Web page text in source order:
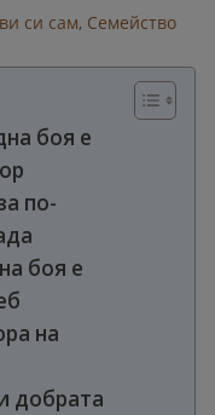
си сам, Семейство
боя е
по-
боя е
на
добрата